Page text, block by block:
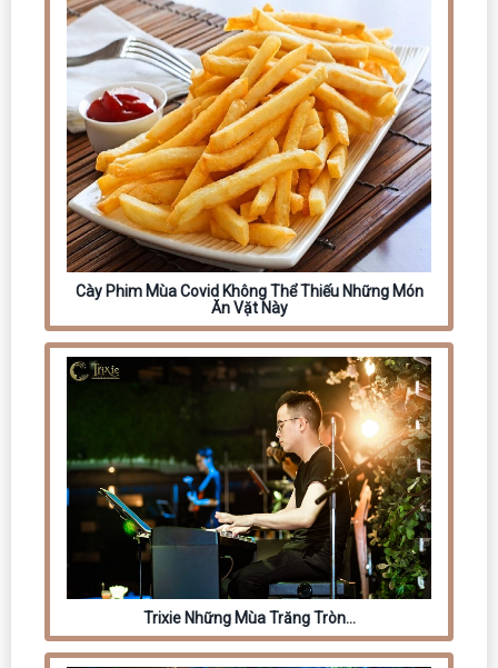
Cày Phim Mùa Covid Không Thể Thiếu Những Món
Ăn Vặt Này
Trixie Những Mùa Trăng Tròn…